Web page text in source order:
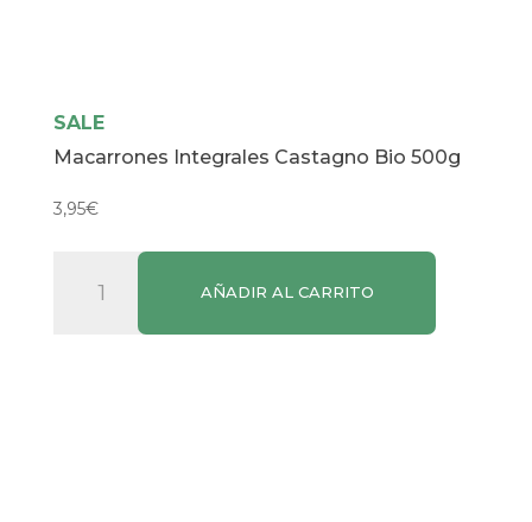
SALE
Macarrones Integrales Castagno Bio 500g
3,95€
Macarrones
Integrales
Castagno
AÑADIR AL CARRITO